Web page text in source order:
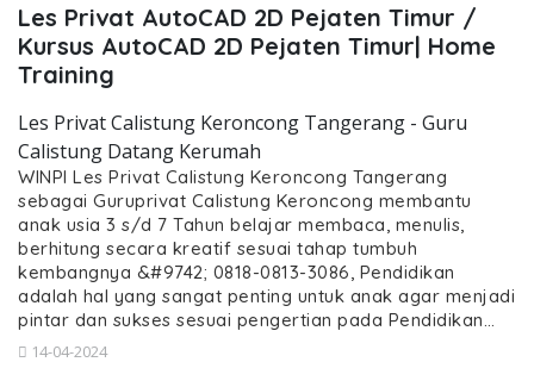
Les Privat AutoCAD 2D Pejaten Timur /
Kursus AutoCAD 2D Pejaten Timur| Home
Training
Les Privat Calistung Keroncong Tangerang - Guru
Calistung Datang Kerumah
WINPI Les Privat Calistung Keroncong Tangerang
sebagai Guruprivat Calistung Keroncong membantu
anak usia 3 s/d 7 Tahun belajar membaca, menulis,
berhitung secara kreatif sesuai tahap tumbuh
kembangnya &#9742; 0818-0813-3086, Pendidikan
adalah hal yang sangat penting untuk anak agar menjadi
pintar dan sukses sesuai pengertian pada Pendidikan…
14-04-2024